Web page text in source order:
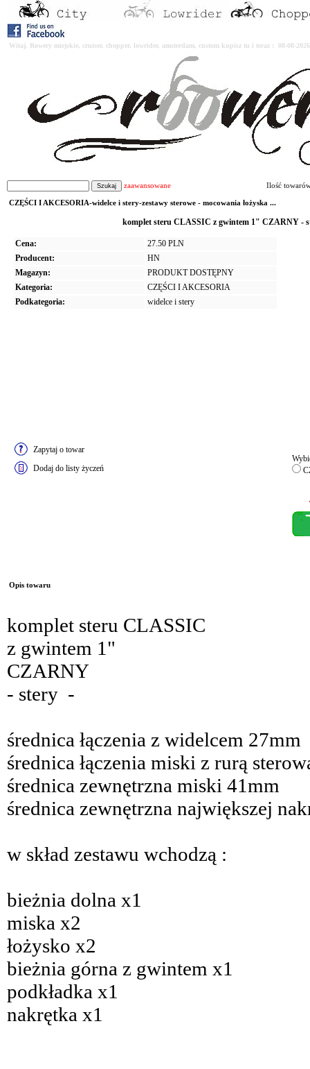
Witaj. Rowery miejskie, cruiser, chopper, lowrider, amsterdam, custom kupisz tu i teraz : 08-08-
zaawansowane Ilość
CZĘŚCI I AKCESORIA-widelce i stery-zestawy sterowe - mocowania łożyska ...
komplet steru CLASSIC z gwintem 1" CZARNY -
Cena:
27.50 PLN
Producent:
HN
Magazyn:
PRODUKT DOSTĘPNY
Kategoria:
CZĘŚCI I AKCESORIA
Podkategoria:
widelce i stery
Zapytaj o towar
Dodaj do listy życzeń
Opis towaru
komplet steru CLASSIC
z gwintem 1"
CZARNY
- stery -
średnica łączenia z widelcem 27mm
średnica łączenia miski z rurą
średnica zewnętrzna miski 41mm
średnica zewnętrzna największej
w skład zestawu wchodzą :
bieżnia dolna x1
miska x2
łożysko x2
bieżnia górna z gwintem x1
podkładka x1
nakrętka x1